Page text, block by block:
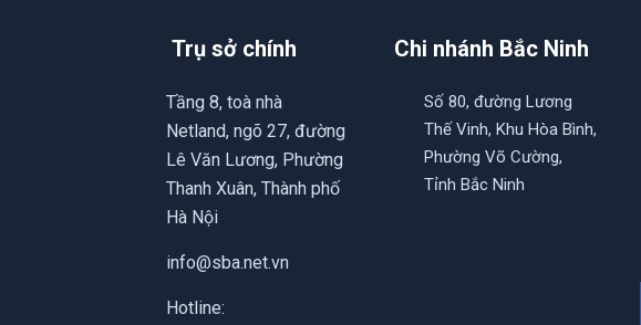
Trụ sở chính
Tầng 8, toà nhà
Netland, ngõ 27, đường
Lê Văn Lương, Phường
Thanh Xuân, Thành phố
Hà Nội
info@sba.net.vn
Hotline:
Chi nhánh Bắc Ninh
Số 80, đường Lương
Thế Vinh, Khu Hòa Bình,
Phường Võ Cường,
Tỉnh Bắc Ninh